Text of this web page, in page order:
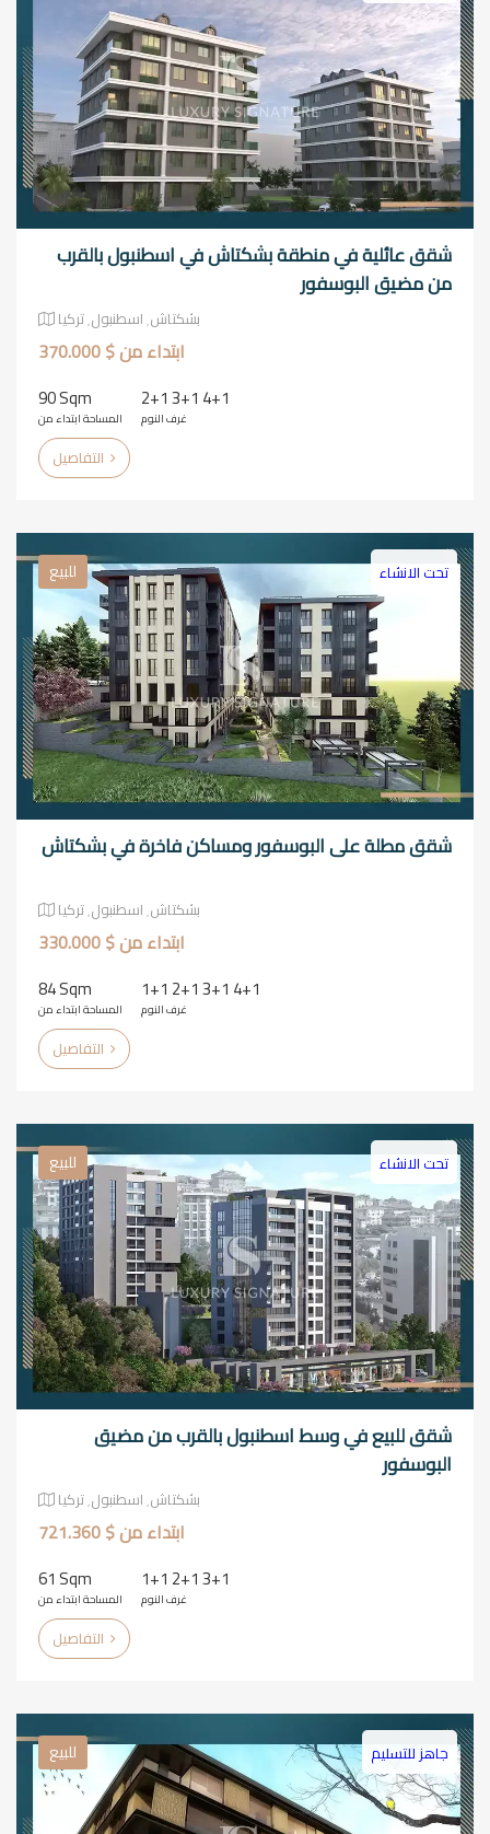
شقق عائلية في منطقة بشكتاش في اسطنبول بالقرب
من مضيق البوسفور
بشكتاش٬ اسطنبول٬ تركيا
ابتداء من $ 370.000
90 Sqm
المساحة ابتداء من
2+1 3+1 4+1
غرف النوم
للبيع تحت الانشاء
شقق مطلة على البوسفور ومساكن فاخرة في بشكتاش
بشكتاش٬ اسطنبول٬ تركيا
ابتداء من $ 330.000
84 Sqm
المساحة ابتداء من
1+1 2+1 3+1 4+1
غرف النوم
للبيع تحت الانشاء
شقق للبيع في وسط اسطنبول بالقرب من مضيق
البوسفور
بشكتاش٬ اسطنبول٬ تركيا
ابتداء من $ 721.360
61 Sqm
المساحة ابتداء من
1+1 2+1 3+1
غرف النوم
للبيع جاهز للتسليم